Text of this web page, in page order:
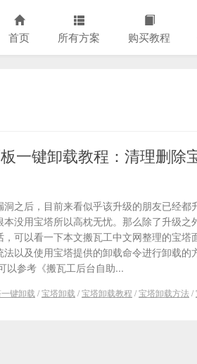
首页 所有方案 购买教程
一键卸载教程：清理删除
之后，目前来看似乎该升级的朋友已经都
没用宝塔所以高枕无忧。那么除了升级之
可以看一下本文搬瓦工中文网整理的宝塔
以及使用宝塔提供的卸载命令进行卸载
以参考《搬瓦工后台自助...
键卸载 /宝塔卸载 /宝塔卸载教程 /宝塔卸载方法 /